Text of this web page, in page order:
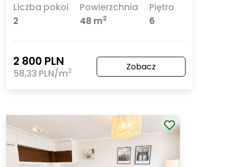
Liczba pokoi
2
Powierzchnia
48 m2
Piętro
6
2 800 PLN
58,33 PLN/m2 Zobacz